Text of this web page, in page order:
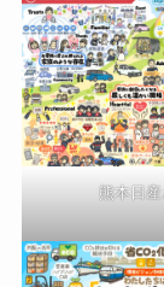
熊本日産